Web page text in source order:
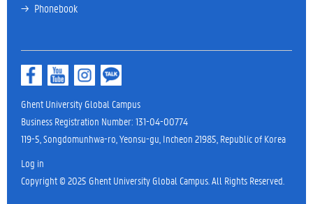
→ Phonebook
Ghent University Global Campus
Business Registration Number: 131-04-00774
119-5, Songdomunhwa-ro, Yeonsu-gu, Incheon 21985, Republic of Korea
Log in
Copyright © 2025 Ghent University Global Campus. All Rights Reserved.